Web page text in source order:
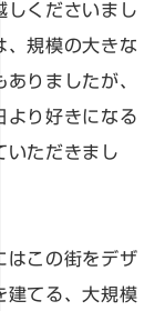
しくださいまし
、規模の大きな
りましたが、
より好きになる
いただきまし
はこの街をデザ
建てる、大規模